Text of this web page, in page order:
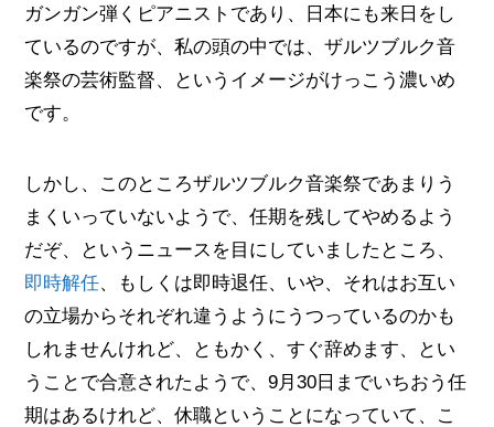
ガンガン弾くピアニストであり、日本にも来日をし
ているのですが、私の頭の中では、ザルツブルク音
楽祭の芸術監督、というイメージがけっこう濃いめ
です。
しかし、このところザルツブルク音楽祭であまりう
まくいっていないようで、任期を残してやめるよう
だぞ、というニュースを目にしていましたところ、
即時解任、もしくは即時退任、いや、それはお互い
の立場からそれぞれ違うようにうつっているのかも
しれませんけれど、ともかく、すぐ辞めます、とい
うことで合意されたようで、9月30日までいちおう任
期はあるけれど、休職ということになっていて、こ